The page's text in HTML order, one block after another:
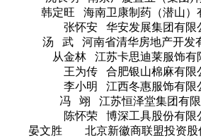
韩定旺 海南卫康制药（潜山）
张怀安 华安发展集团有限
汤 武 河南省清华房地产开发
从金林 江苏卡思迪莱服饰有
王为传 合肥银山棉麻有限
李小明 江西冬惠服饰有限
冯 翊 江苏恒泽堂集团有限
陈怀荣 博深工具股份有限
晏文胜 北京新徽商联盟投资股